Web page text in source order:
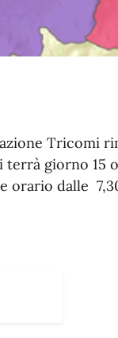
Tricomi
giorno 15
orario dalle